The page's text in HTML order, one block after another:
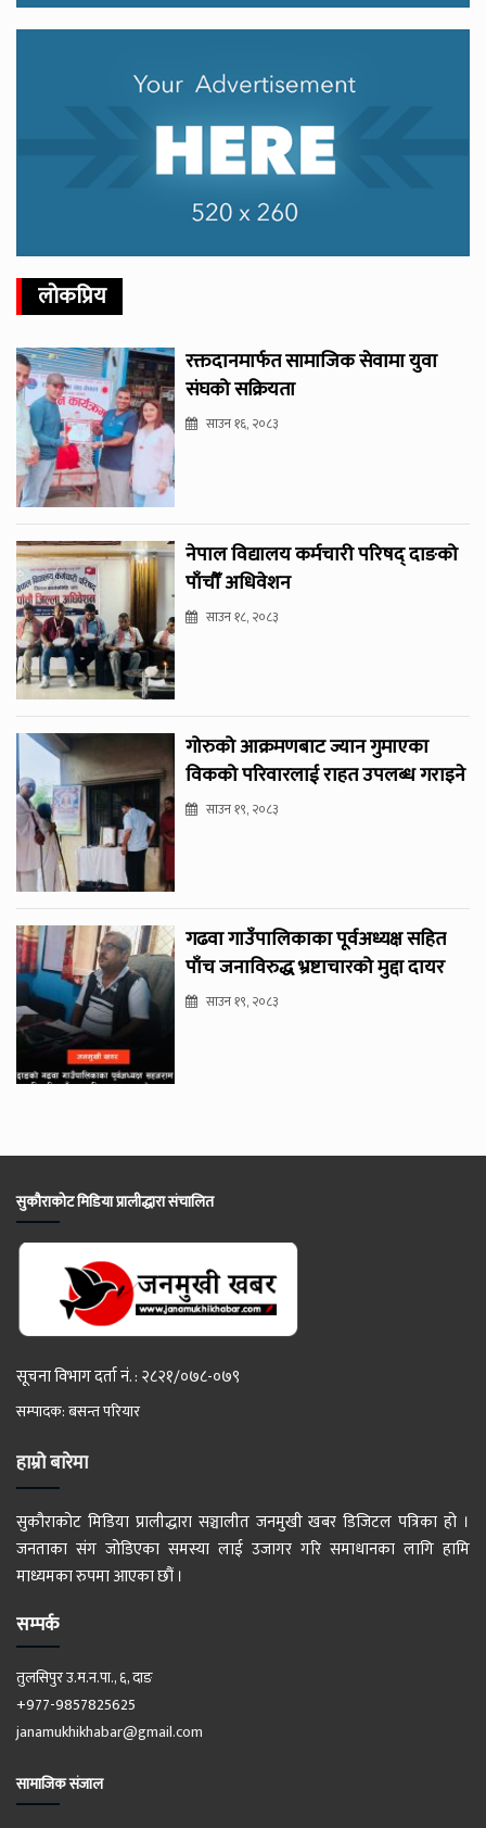
लोकप्रिय
रक्तदानमार्फत सामाजिक सेवामा युवा
संघको सक्रियता
साउन १६, २०८३
नेपाल विद्यालय कर्मचारी परिषद् दाङको
पाँचौँ अधिवेशन
साउन १८, २०८३
गोरुको आक्रमणबाट ज्यान गुमाएका
विकको परिवारलाई राहत उपलब्ध गराइने
साउन १९, २०८३
गढवा गाउँपालिकाका पूर्वअध्यक्ष सहित
पाँच जनाविरुद्ध भ्रष्टाचारको मुद्दा दायर
साउन १९, २०८३
सुकौराकोट मिडिया प्रालीद्धारा संचालित
सूचना विभाग दर्ता नं. : २८२१/०७८-०७९
सम्पादक: बसन्त परियार
हाम्रो बारेमा
सुकौराकोट मिडिया प्रालीद्धारा सञ्चालीत जनमुखी खबर डिजिटल पत्रिका हो ।
जनताका संग जोडिएका समस्या लाई उजागर गरि समाधानका लागि हामि
माध्यमका रुपमा आएका छौं ।
सम्पर्क
तुलसिपुर उ.म.न.पा., ६, दाङ
+977-9857825625
janamukhikhabar@gmail.com
सामाजिक संजाल